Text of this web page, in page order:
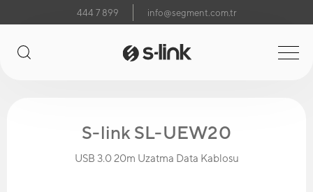
444 7 899 info@segment.com.tr
S-link SL-UEW20
USB 3.0 20m Uzatma Data Kablosu